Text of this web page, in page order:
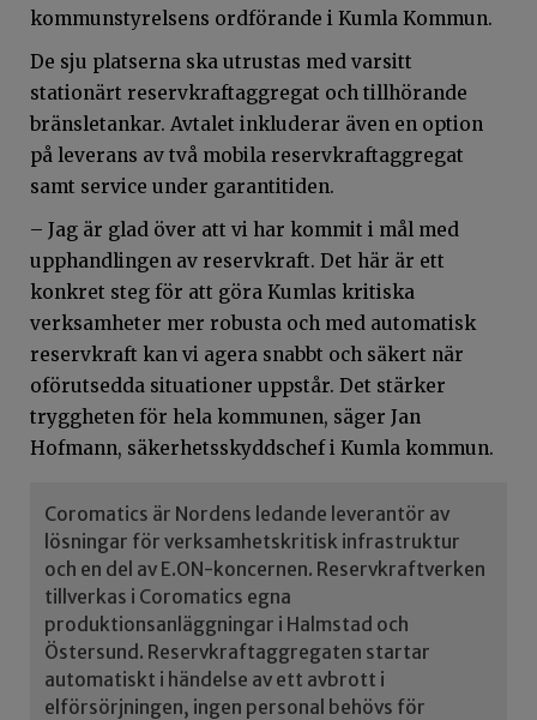
kommunstyrelsens ordförande i Kumla Kommun.
De sju platserna ska utrustas med varsitt
stationärt reservkraftaggregat och tillhörande
bränsletankar. Avtalet inkluderar även en option
på leverans av två mobila reservkraftaggregat
samt service under garantitiden.
– Jag är glad över att vi har kommit i mål med
upphandlingen av reservkraft. Det här är ett
konkret steg för att göra Kumlas kritiska
verksamheter mer robusta och med automatisk
reservkraft kan vi agera snabbt och säkert när
oförutsedda situationer uppstår. Det stärker
tryggheten för hela kommunen, säger Jan
Hofmann, säkerhetsskyddschef i Kumla kommun.
Coromatics är Nordens ledande leverantör av
lösningar för verksamhetskritisk infrastruktur
och en del av E.ON-koncernen. Reservkraftverken
tillverkas i Coromatics egna
produktionsanläggningar i Halmstad och
Östersund. Reservkraftaggregaten startar
automatiskt i händelse av ett avbrott i
elförsörjningen, ingen personal behövs för